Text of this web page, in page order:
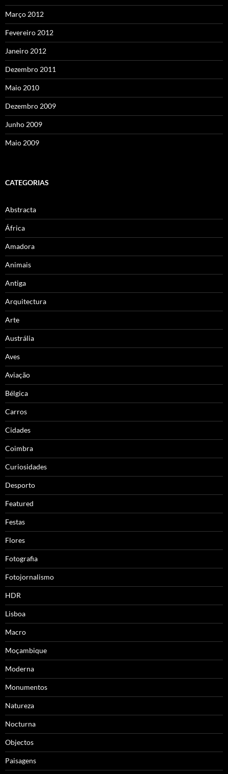
Março 2012
Fevereiro 2012
Janeiro 2012
Dezembro 2011
Maio 2010
Dezembro 2009
Junho 2009
Maio 2009
CATEGORIAS
Abstracta
África
Amadora
Animais
Antiga
Arquitectura
Arte
Austrália
Aves
Aviação
Bélgica
Carros
Cidades
Coimbra
Curiosidades
Desporto
Featured
Festas
Flores
Fotografia
Fotojornalismo
HDR
Lisboa
Macro
Moçambique
Moderna
Monumentos
Natureza
Nocturna
Objectos
Paisagens